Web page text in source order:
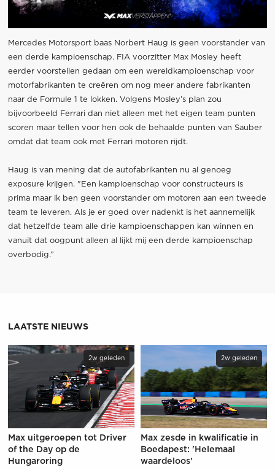
Mercedes Motorsport baas Norbert Haug is geen voorstander van
een derde kampioenschap. FIA voorzitter Max Mosley heeft
eerder voorstellen gedaan om een wereldkampioenschap voor
motorfabrikanten te creëren om nog meer andere fabrikanten
naar de Formule 1 te lokken. Volgens Mosley’s plan zou
bijvoorbeeld Ferrari dan niet alleen met het eigen team punten
scoren maar tellen voor hen ook de behaalde punten van Sauber
omdat dat team ook met Ferrari motoren rijdt.
Haug is van mening dat de autofabrikanten nu al genoeg
exposure krijgen. "Een kampioenschap voor constructeurs is
prima maar ik ben geen voorstander om motoren aan een tweede
team te leveren. Als je er goed over nadenkt is het aannemelijk
dat hetzelfde team alle drie kampioenschappen kan winnen en
vanuit dat oogpunt alleen al lijkt mij een derde kampioenschap
overbodig.”
LAATSTE NIEUWS
2w geleden
Max uitgeroepen tot Driver
of the Day op de
Hungaroring
2w geleden
Max zesde in kwalificatie in
Boedapest: 'Helemaal
waardeloos'